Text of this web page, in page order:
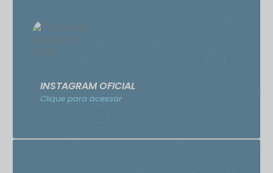
INSTAGRAM OFICIAL
Clique para acessar